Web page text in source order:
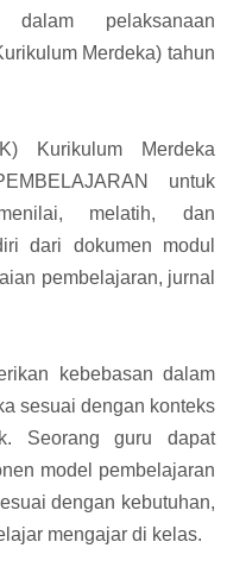
pelaksanaan
Merdeka) tahun
Kurikulum Merdeka
untuk
melatih, dan
dari dokumen modul
pembelajaran, jurnal
kebebasan dalam
sesuai dengan konteks
Seorang guru dapat
model pembelajaran
dengan kebutuhan,
mengajar di kelas.